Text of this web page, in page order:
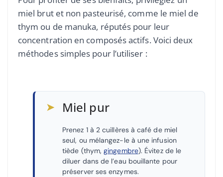
miel brut et non pasteurisé, comme le miel de
thym ou de manuka, réputés pour leur
concentration en composés actifs. Voici deux
méthodes simples pour l’utiliser :
➤ Miel pur
Prenez 1 à 2 cuillères à café de miel
seul, ou mélangez-le à une infusion
tiède (thym,gingembre). Évitez de le
diluer dans de l’eau bouillante pour
préserver ses enzymes.